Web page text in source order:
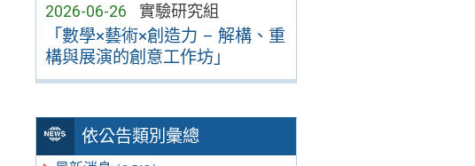
2026-06-26 實驗研究組
「數學×藝術×創造力 – 解構、重
構與展演的創意工作坊」
依公告類別彙總